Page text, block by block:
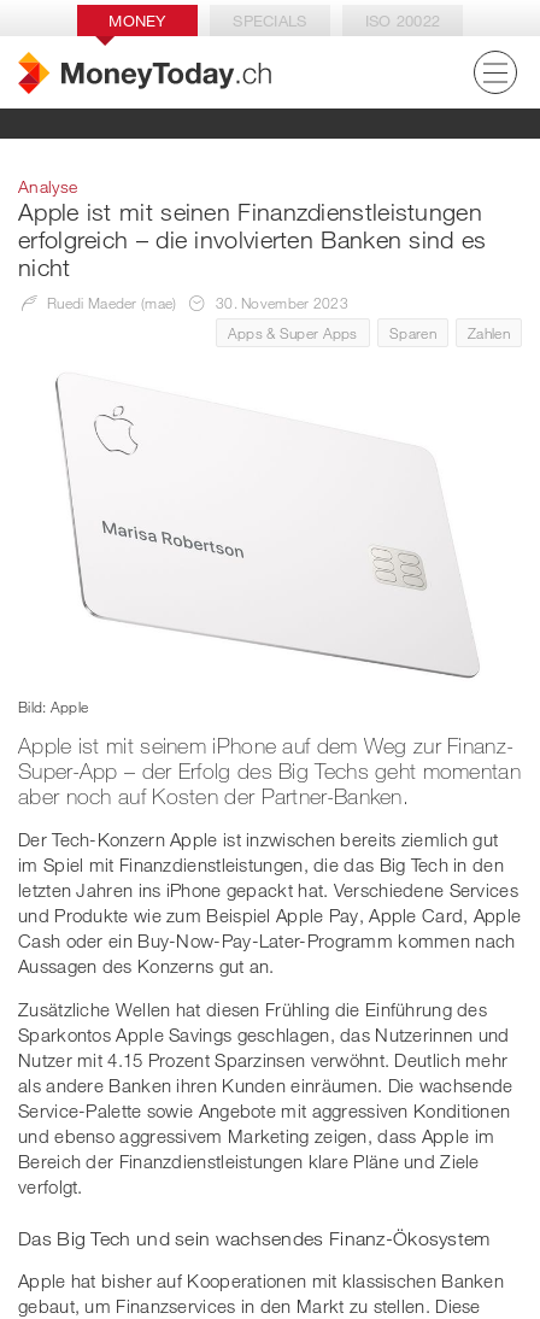
MONEY SPECIALS ISO 20022
Analyse
Apple ist mit seinen Finanzdienstleistungen
erfolgreich – die involvierten Banken sind es
nicht
Ruedi Maeder (mae)
30. November 2023
Apps & Super Apps
Sparen Zahlen
Bild: Apple
Apple ist mit seinem iPhone auf dem Weg zur Finanz-
Super-App – der Erfolg des Big Techs geht momentan
aber noch auf Kosten der Partner-Banken.
Der Tech-Konzern Apple ist inzwischen bereits ziemlich gut
im Spiel mit Finanzdienstleistungen, die das Big Tech in den
letzten Jahren ins iPhone gepackt hat. Verschiedene Services
und Produkte wie zum Beispiel Apple Pay, Apple Card, Apple
Cash oder ein Buy-Now-Pay-Later-Programm kommen nach
Aussagen des Konzerns gut an.
Zusätzliche Wellen hat diesen Frühling die Einführung des
Sparkontos Apple Savings geschlagen, das Nutzerinnen und
Nutzer mit 4.15 Prozent Sparzinsen verwöhnt. Deutlich mehr
als andere Banken ihren Kunden einräumen. Die wachsende
Service-Palette sowie Angebote mit aggressiven Konditionen
und ebenso aggressivem Marketing zeigen, dass Apple im
Bereich der Finanzdienstleistungen klare Pläne und Ziele
verfolgt.
Das Big Tech und sein wachsendes Finanz-Ökosystem
Apple hat bisher auf Kooperationen mit klassischen Banken
gebaut, um Finanzservices in den Markt zu stellen. Diese